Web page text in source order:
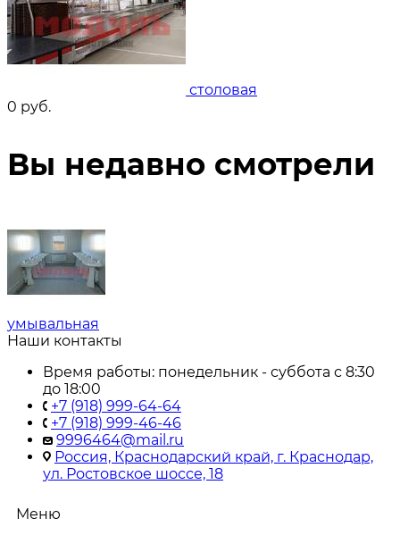
столовая
0 руб.
Вы недавно смотрели
умывальная
Наши контакты
Время работы: понедельник - суббота с 8:30
до 18:00
+7 (918) 999-64-64
+7 (918) 999-46-46
9996464@mail.ru
Россия, Краснодарский край, г. Краснодар,
ул. Ростовское шоссе, 18
Меню